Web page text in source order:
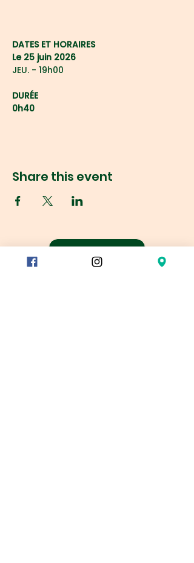
DATES ET HORAIRES
Le 25 juin 2026
JEU. - 19h00
DURÉE
0h40
Share this event